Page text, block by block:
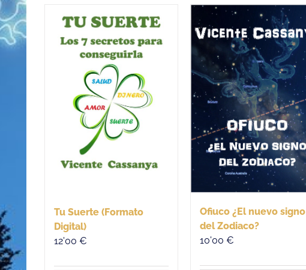
Tu Suerte (Formato
Digital)
12'00 €
Ofiuco ¿El nuevo signo
del Zodiaco?
10'00€